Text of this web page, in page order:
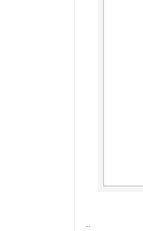
..